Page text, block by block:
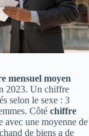
mensuel moyen
2023. Un chiffre
selon le sexe : 3
Côté chiffre
avec une moyenne de
de biens a de